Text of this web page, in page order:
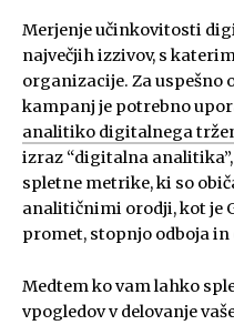
Merjenje učinkovitosti
največjih izzivov, s
organizacije. Za uspešno
kampanj je potrebno
analitiko digitalnega
izraz “digitalna
spletne metrike, ki so
analitičnimi orodji, kot je
promet, stopnjo odboja
Medtem ko vam lahko
vpogledov v delovanje